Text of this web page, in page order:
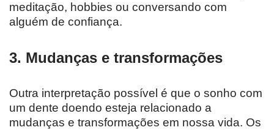
meditação, hobbies ou conversando com
alguém de confiança.
3. Mudanças e transformações
Outra interpretação possível é que o sonho com
um dente doendo esteja relacionado a
mudanças e transformações em nossa vida. Os